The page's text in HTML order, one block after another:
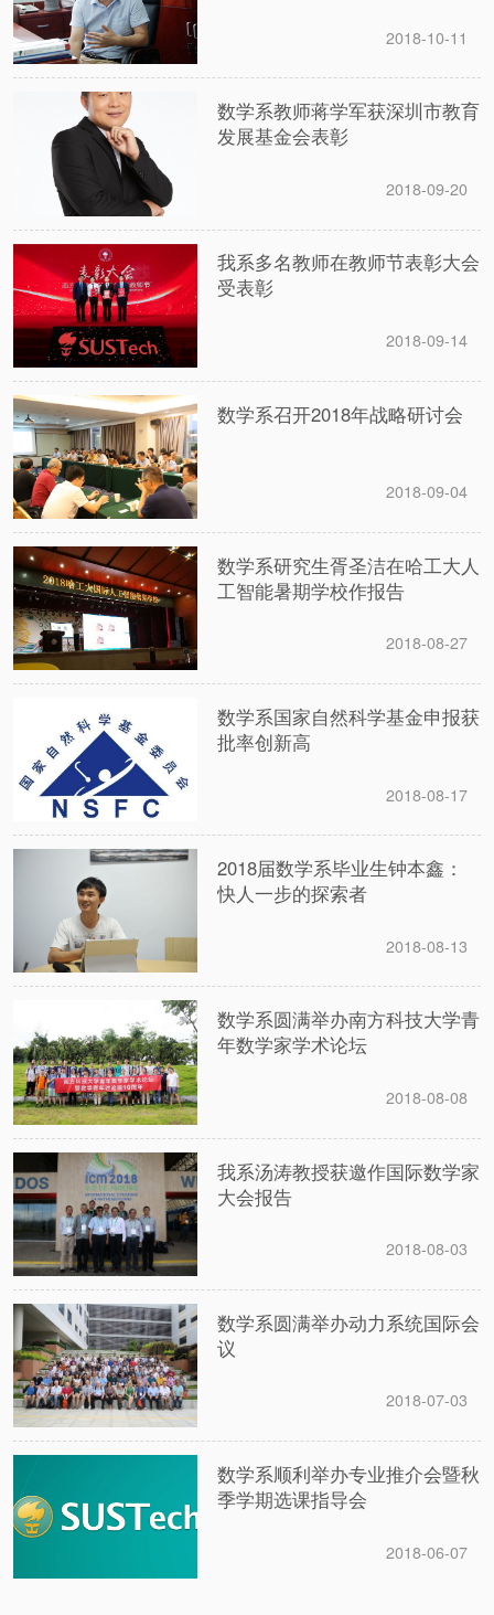
2018-10-11
数学系教师蒋学军获深圳市教育
发展基金会表彰
2018-09-20
我系多名教师在教师节表彰大会
受表彰
2018-09-14
数学系召开2018年战略研讨会
2018-09-04
数学系研究生胥圣洁在哈工大人
工智能暑期学校作报告
2018-08-27
数学系国家自然科学基金申报获
批率创新高
2018-08-17
2018届数学系毕业生钟本鑫：
快人一步的探索者
2018-08-13
数学系圆满举办南方科技大学青
年数学家学术论坛
2018-08-08
我系汤涛教授获邀作国际数学家
大会报告
2018-08-03
数学系圆满举办动力系统国际会
议
2018-07-03
数学系顺利举办专业推介会暨秋
季学期选课指导会
2018-06-07